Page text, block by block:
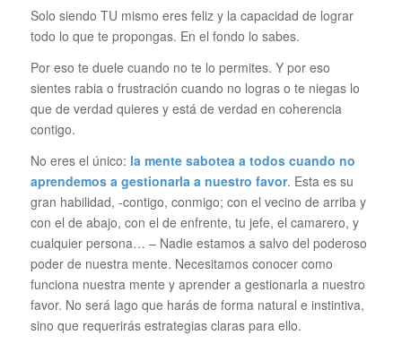
Solo siendo TU mismo eres feliz y la capacidad de lograr
todo lo que te propongas. En el fondo lo sabes.
Por eso te duele cuando no te lo permites. Y por eso
sientes rabia o frustración cuando no logras o te niegas lo
que de verdad quieres y está de verdad en coherencia
contigo.
No eres el único: la mente sabotea a todos cuando no
aprendemos a gestionarla a nuestro favor. Esta es su
gran habilidad, -contigo, conmigo; con el vecino de arriba y
con el de abajo, con el de enfrente, tu jefe, el camarero, y
cualquier persona… – Nadie estamos a salvo del poderoso
poder de nuestra mente. Necesitamos conocer como
funciona nuestra mente y aprender a gestionarla a nuestro
favor. No será lago que harás de forma natural e instintiva,
sino que requerirás estrategias claras para ello.